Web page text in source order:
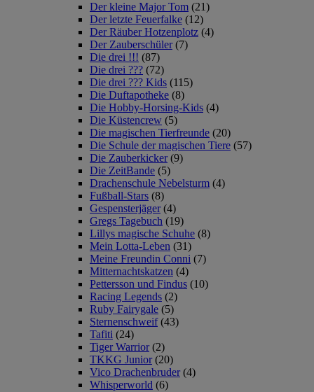
Der kleine Major Tom (21)
Der letzte Feuerfalke (12)
Der Räuber Hotzenplotz (4)
Der Zauberschüler (7)
Die drei !!! (87)
Die drei ??? (72)
Die drei ??? Kids (115)
Die Duftapotheke (8)
Die Hobby-Horsing-Kids (4)
Die Küstencrew (5)
Die magischen Tierfreunde (20)
Die Schule der magischen Tiere (57)
Die Zauberkicker (9)
Die ZeitBande (5)
Drachenschule Nebelsturm (4)
Fußball-Stars (8)
Gespensterjäger (4)
Gregs Tagebuch (19)
Lillys magische Schuhe (8)
Mein Lotta-Leben (31)
Meine Freundin Conni (7)
Mitternachtskatzen (4)
Pettersson und Findus (10)
Racing Legends (2)
Ruby Fairygale (5)
Sternenschweif (43)
Tafiti (24)
Tiger Warrior (2)
TKKG Junior (20)
Vico Drachenbruder (4)
Whisperworld (6)